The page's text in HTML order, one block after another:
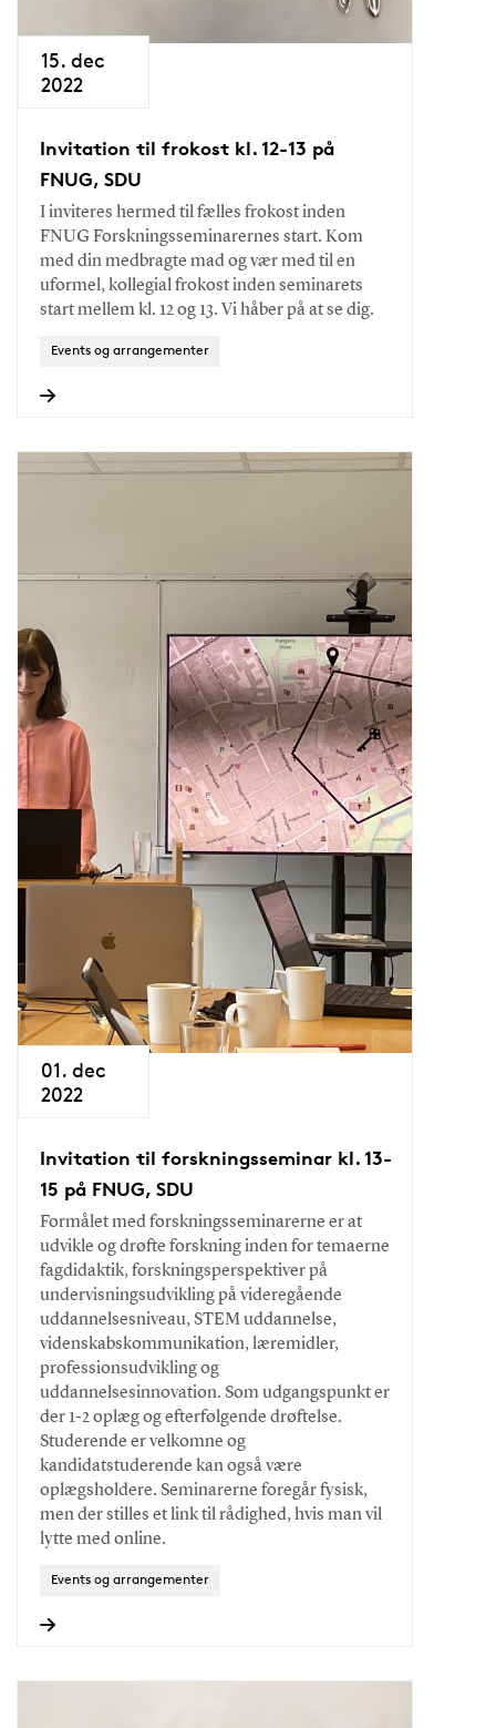
15. dec
2022
Invitation til frokost kl. 12-13 på
FNUG, SDU
I inviteres hermed til fælles frokost inden
FNUG Forskningsseminarernes start. Kom
med din medbragte mad og vær med til en
uformel, kollegial frokost inden seminarets
start mellem kl. 12 og 13. Vi håber på at se dig.
Events og arrangementer
01. dec
2022
Invitation til forskningsseminar kl. 13-
15 på FNUG, SDU
Formålet med forskningsseminarerne er at
udvikle og drøfte forskning inden for temaerne
fagdidaktik, forskningsperspektiver på
undervisningsudvikling på videregående
uddannelsesniveau, STEM uddannelse,
videnskabskommunikation, læremidler,
professionsudvikling og
uddannelsesinnovation. Som udgangspunkt er
der 1-2 oplæg og efterfølgende drøftelse.
Studerende er velkomne og
kandidatstuderende kan også være
oplægsholdere. Seminarerne foregår fysisk,
men der stilles et link til rådighed, hvis man vil
lytte med online.
Events og arrangementer